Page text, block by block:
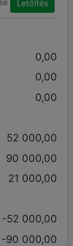
Letöltés
0,00
0,00
0,00
52 000,00
90 000,00
21 000,00
-52 000,00
-90 000,00